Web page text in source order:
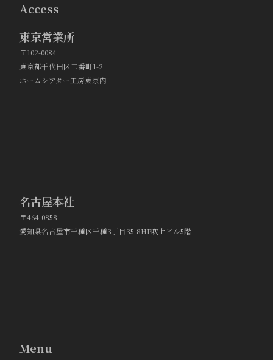
Access
東京営業所
〒102-0084
東京都千代田区二番町1-2
ホームシアター工房東京内
名古屋本社
〒464-0858
愛知県名古屋市千種区千種3丁目35-8HP吹上ビル5階
Menu